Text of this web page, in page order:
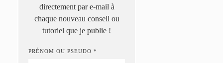
directement par e-mail à
chaque nouveau conseil ou
tutoriel que je publie !
PRÉNOM OU PSEUDO *